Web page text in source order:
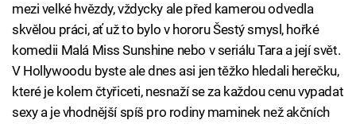
mezi velké hvězdy, vždycky ale před kamerou odvedla
skvělou práci, ať už to bylo v hororu Šestý smysl, hořké
komedii Malá Miss Sunshine nebo v seriálu Tara a její svět.
V Hollywoodu byste ale dnes asi jen těžko hledali herečku,
které je kolem čtyřiceti, nesnaží se za každou cenu vypadat
sexy a je vhodnější spíš pro rodiny maminek než akčních